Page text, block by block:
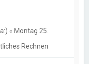
« Montag 25.
Rechnen